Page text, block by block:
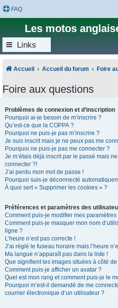
FAQ
Les motos
Links
Accueil Accueil du forum Foire
Foire aux questions
Problèmes de connexion et d’inscription
Pourquoi ai-je besoin de m’inscrire ?
Qu’est-ce que la COPPA ?
Pourquoi ne puis-je pas m’inscrire ?
Je suis inscrit mais je ne peux pas me
Pourquoi ne puis-je pas me connecter ?
Je m’étais déjà inscrit par le passé mais
connecter ?!
J’ai perdu mon mot de passe !
Pourquoi suis-je déconnecté
À quoi sert « Supprimer les cookies » ?
Préférences et paramètres des
Comment puis-je modifier mes paramètres
Comment puis-je masquer mon nom
ligne ?
L’heure n’est pas correcte !
J’ai réglé le fuseau horaire mais l’heure
Ma langue n’apparaît pas dans la liste !
Que signifient les images situées à côté
Comment puis-je afficher un avatar ?
Quel est mon rang et comment puis-je le
Pourquoi m’est-il demandé de me
courrier électronique d’un utilisateur ?